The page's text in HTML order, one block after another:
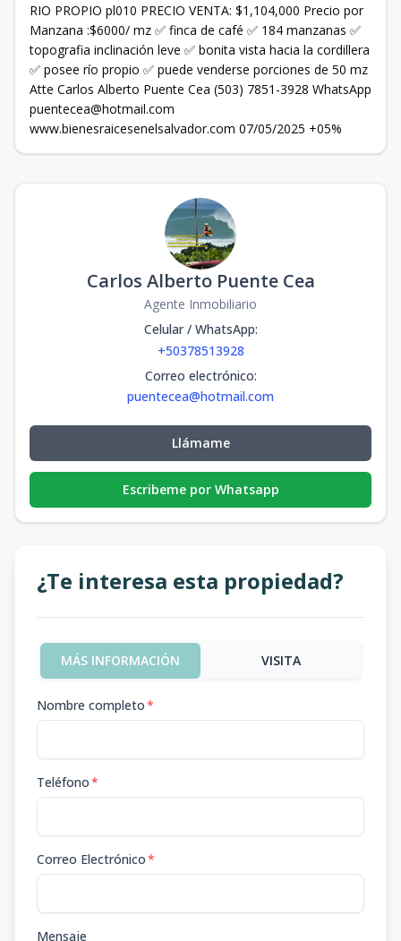
RIO PROPIO pl010 PRECIO VENTA: $1,104,000 Precio por
Manzana :$6000/ mz ✅ finca de café ✅ 184 manzanas ✅
topografia inclinación leve ✅ bonita vista hacia la cordillera
✅ posee río propio ✅ puede venderse porciones de 50 mz
Atte Carlos Alberto Puente Cea (503) 7851-3928 WhatsApp
puentecea@hotmail.com
www.bienesraicesenelsalvador.com 07/05/2025 +05%
Carlos Alberto Puente Cea
Agente Inmobiliario
Celular / WhatsApp:
+50378513928
Correo electrónico:
puentecea@hotmail.com
Llámame
Escribeme por Whatsapp
¿Te interesa esta propiedad?
MÁS INFORMACIÓN VISITA
Nombre completo*
Teléfono*
Correo Electrónico*
Mensaje